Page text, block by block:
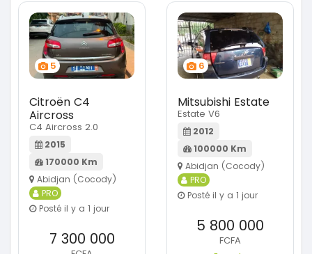
5
Citroën C4
Aircross
C4 Aircross 2.0
2015
170000 Km
Abidjan (Cocody)
PRO
Posté il y a 1 jour
7 300 000
6
Mitsubishi Estate
Estate V6
2012
100000 Km
Abidjan (Cocody)
PRO
Posté il y a 1 jour
5 800 000
FCFA